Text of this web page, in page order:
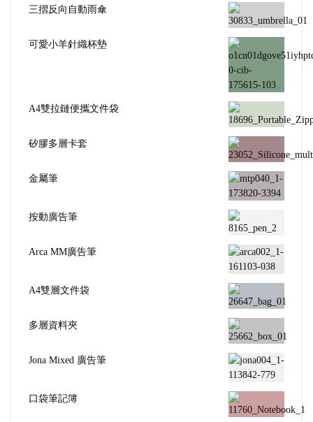
三摺反向自動雨傘
可愛小羊針織杯墊
A4雙拉鏈便攜文件袋
矽膠多層卡套
金屬筆
按動廣告筆
Arca MM廣告筆
A4雙層文件袋
多層資料夾
Jona Mixed 廣告筆
口袋筆記簿